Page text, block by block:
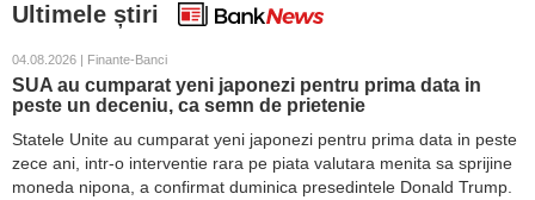
Ultimele știri
04.08.2026 | Finante-Banci
SUA au cumparat yeni japonezi pentru prima data in
peste un deceniu, ca semn de prietenie
Statele Unite au cumparat yeni japonezi pentru prima data in peste
zece ani, intr-o interventie rara pe piata valutara menita sa sprijine
moneda nipona, a confirmat duminica presedintele Donald Trump.